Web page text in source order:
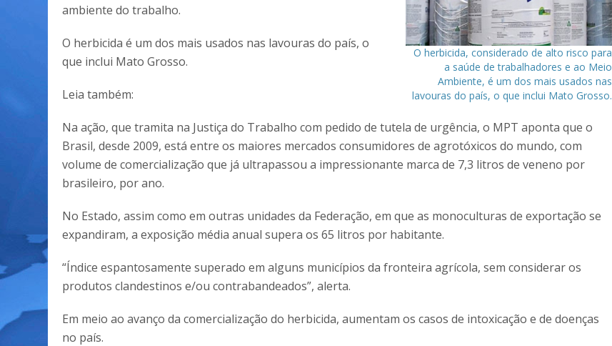
O herbicida, considerado de alto risco para
a saúde de trabalhadores e ao Meio
Ambiente, é um dos mais usados nas
lavouras do país, o que inclui Mato Grosso.
ambiente do trabalho.
O herbicida é um dos mais usados nas lavouras do país, o
que inclui Mato Grosso.
Leia também:
Na ação, que tramita na Justiça do Trabalho com pedido de tutela de urgência, o MPT aponta que o
Brasil, desde 2009, está entre os maiores mercados consumidores de agrotóxicos do mundo, com
volume de comercialização que já ultrapassou a impressionante marca de 7,3 litros de veneno por
brasileiro, por ano.
No Estado, assim como em outras unidades da Federação, em que as monoculturas de exportação se
expandiram, a exposição média anual supera os 65 litros por habitante.
“Índice espantosamente superado em alguns municípios da fronteira agrícola, sem considerar os
produtos clandestinos e/ou contrabandeados”, alerta.
Em meio ao avanço da comercialização do herbicida, aumentam os casos de intoxicação e de doenças
no país.